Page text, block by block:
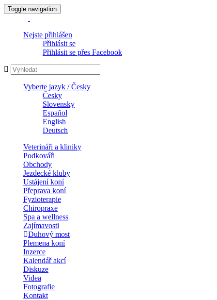
Toggle navigation
Nejste přihlášen
Přihlásit se
Přihlásit se přes Facebook
Vyberte jazyk / Česky
Česky
Slovensky
Espaňol
English
Deutsch
Veterináři a kliniky
Podkováři
Obchody
Jezdecké kluby
Ustájení koní
Přeprava koní
Fyzioterapie
Chiropraxe
Spa a wellness
Zajímavosti
Duhový most
Plemena koní
Inzerce
Kalendář akcí
Diskuze
Videa
Fotografie
Kontakt